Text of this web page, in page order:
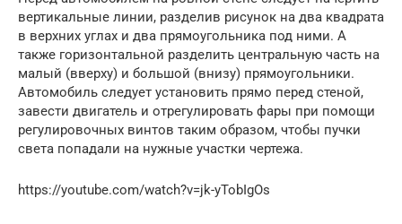
вертикальные линии, разделив рисунок на два квадрата
в верхних углах и два прямоугольника под ними. А
также горизонтальной разделить центральную часть на
малый (вверху) и большой (внизу) прямоугольники.
Автомобиль следует установить прямо перед стеной,
завести двигатель и отрегулировать фары при помощи
регулировочных винтов таким образом, чтобы пучки
света попадали на нужные участки чертежа.
https://youtube.com/watch?v=jk-yTobIgOs